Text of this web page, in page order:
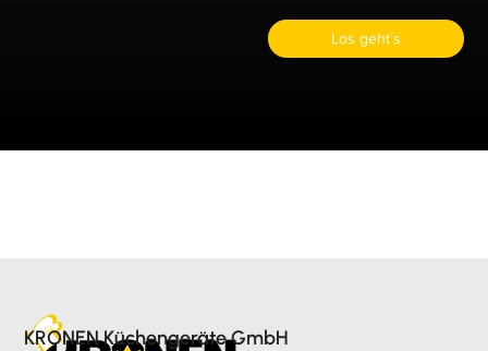
Los geht´s
KRONEN Küchengeräte GmbH